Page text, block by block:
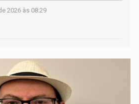
2026 às 08:29